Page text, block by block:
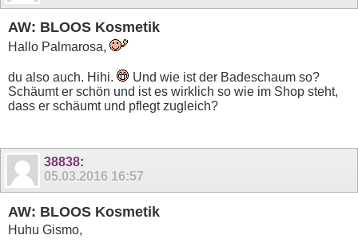
AW: BLOOS Kosmetik
Hallo Palmarosa,
du also auch. Hihi.
Und wie ist der Badeschaum so?
Schäumt er schön und ist es wirklich so wie im Shop steht,
dass er schäumt und pflegt zugleich?
38838:
05.03.2016 16:57
AW: BLOOS Kosmetik
Huhu Gismo,